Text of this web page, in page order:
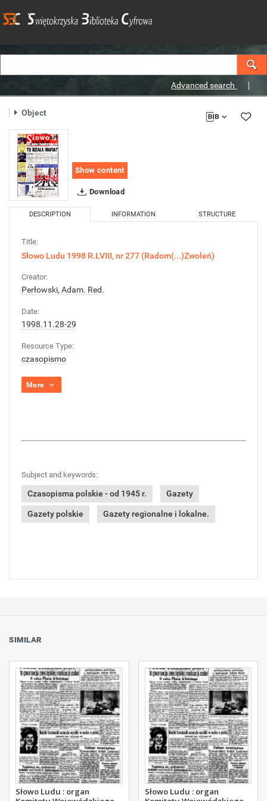
Advanced search
Object
Show content
Download
DESCRIPTION INFORMATION STRUCTURE
Title:
Słowo Ludu 1998 R.LVIII, nr 277 (Radom(...)Zwoleń)
Creator:
Perłowski, Adam. Red.
Date:
1998.11.28-29
Resource Type:
czasopismo
More
Subject and keywords:
Czasopisma polskie - od 1945 r. Gazety
Gazety polskie Gazety regionalne i lokalne.
SIMILAR
Słowo Ludu : organ
Słowo Ludu : organ